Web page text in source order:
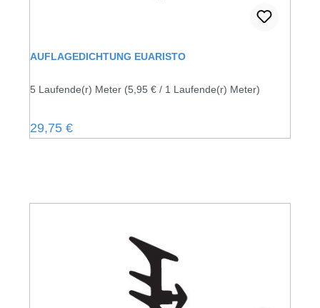
AUFLAGEDICHTUNG EUARISTO
5 Laufende(r) Meter (5,95 € / 1 Laufende(r) Meter)
Regulärer Preis:
29,75 €